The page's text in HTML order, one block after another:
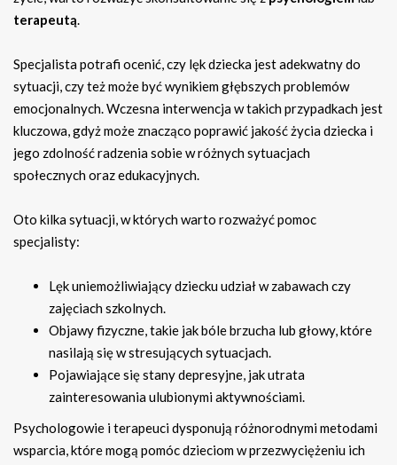
terapeutą.
Specjalista potrafi ocenić, czy lęk dziecka jest adekwatny do
sytuacji, czy też może być wynikiem głębszych problemów
emocjonalnych. Wczesna interwencja w takich przypadkach jest
kluczowa, gdyż może znacząco poprawić jakość życia dziecka i
jego zdolność radzenia sobie w różnych sytuacjach
społecznych oraz edukacyjnych.
Oto kilka sytuacji, w których warto rozważyć pomoc
specjalisty:
Lęk uniemożliwiający dziecku udział w zabawach czy
zajęciach szkolnych.
Objawy fizyczne, takie jak bóle brzucha lub głowy, które
nasilają się w stresujących sytuacjach.
Pojawiające się stany depresyjne, jak utrata
zainteresowania ulubionymi aktywnościami.
Psychologowie i terapeuci dysponują różnorodnymi metodami
wsparcia, które mogą pomóc dzieciom w przezwyciężeniu ich